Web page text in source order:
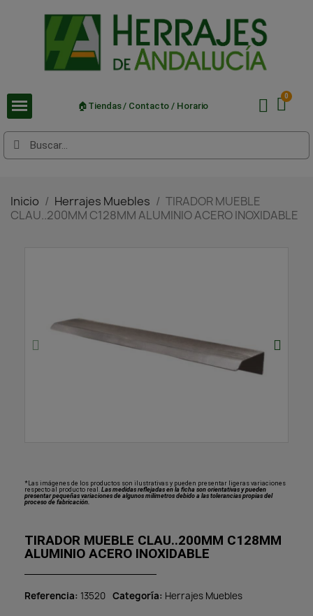
🏠Tiendas / Contacto / Horario
Inicio Herrajes Muebles
TIRADOR MUEBLE
CLAU..200MM C128MM ALUMINIO ACERO INOXIDABLE
*Las imágenes de los productos son ilustrativas y pueden presentar ligeras variaciones
respecto al producto real. Las medidas reflejadas en la ficha son orientativas y pueden
presentar pequeñas variaciones de algunos milímetros debido a las tolerancias propias del
proceso de fabricación.
TIRADOR MUEBLE CLAU..200MM C128MM
ALUMINIO ACERO INOXIDABLE
Referencia 13520 Categoría Herrajes Muebles